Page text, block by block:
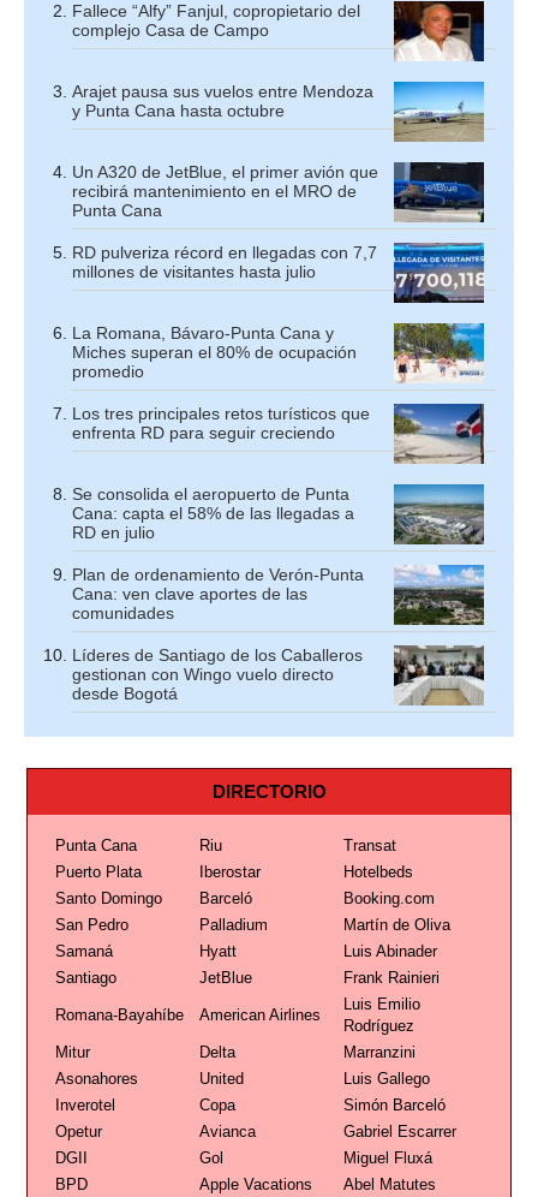
Fallece “Alfy” Fanjul, copropietario del
complejo Casa de Campo
Arajet pausa sus vuelos entre Mendoza
y Punta Cana hasta octubre
Un A320 de JetBlue, el primer avión que
recibirá mantenimiento en el MRO de
Punta Cana
RD pulveriza récord en llegadas con 7,7
millones de visitantes hasta julio
La Romana, Bávaro-Punta Cana y
Miches superan el 80% de ocupación
promedio
Los tres principales retos turísticos que
enfrenta RD para seguir creciendo
Se consolida el aeropuerto de Punta
Cana: capta el 58% de las llegadas a
RD en julio
Plan de ordenamiento de Verón-Punta
Cana: ven clave aportes de las
comunidades
Líderes de Santiago de los Caballeros
gestionan con Wingo vuelo directo
desde Bogotá
DIRECTORIO
Punta Cana Riu
Transat
Puerto Plata
Iberostar
Hotelbeds
Santo Domingo
Barceló
Booking.com
San Pedro
Palladium
Martín de Oliva
Samaná
Hyatt
Luis Abinader
Santiago
JetBlue Frank Rainieri
Romana-Bayahíbe American Airlines
Luis Emilio
Rodríguez
Mitur
Delta
Marranzini
Asonahores
United
Luis Gallego
Inverotel
Copa
Simón Barceló
Opetur
Avianca
Gabriel Escarrer
DGII
Gol
Miguel Fluxá
BPD
Apple Vacations Abel Matutes